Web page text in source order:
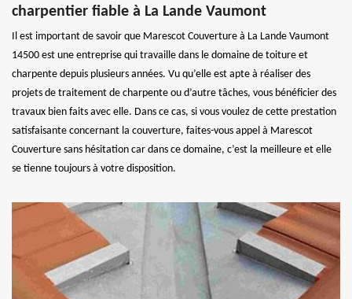
charpentier fiable à La Lande Vaumont
Il est important de savoir que Marescot Couverture à La Lande Vaumont
14500 est une entreprise qui travaille dans le domaine de toiture et
charpente depuis plusieurs années. Vu qu’elle est apte à réaliser des
projets de traitement de charpente ou d’autre tâches, vous bénéficier des
travaux bien faits avec elle. Dans ce cas, si vous voulez de cette prestation
satisfaisante concernant la couverture, faites-vous appel à Marescot
Couverture sans hésitation car dans ce domaine, c’est la meilleure et elle
se tienne toujours à votre disposition.